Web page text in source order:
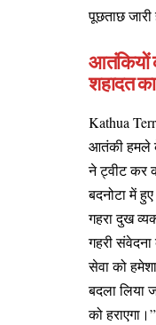
पूछताछ जारी
आतंकियों
शहादत का
Kathua
आतंकी हमले के
ने ट्वीट कर
बदनोटा में
गहरा दुख
गहरी
सेवा को
बदला लिया
को हराएगा।”